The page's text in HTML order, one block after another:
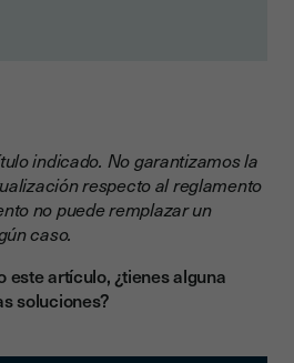
indicado. No garantizamos la
respecto al reglamento
no puede remplazar un
caso.
este artículo, ¿tienes alguna
soluciones?